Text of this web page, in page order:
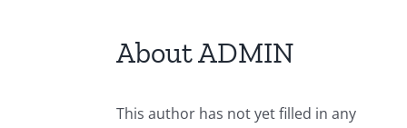
AboutADMIN
This author has not yet filled in any